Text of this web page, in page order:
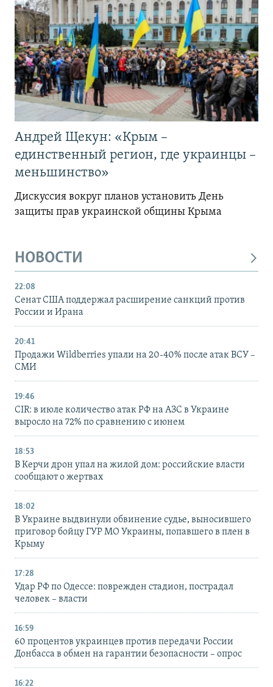
Андрей Щекун: «Крым –
единственный регион, где украинцы –
меньшинство»
Дискуссия вокруг планов установить День
защиты прав украинской общины Крыма
НОВОСТИ
22:08
Сенат США поддержал расширение санкций против
России и Ирана
20:41
Продажи Wildberries упали на 20-40% после атак ВСУ –
СМИ
19:46
CIR: в июле количество атак РФ на АЗС в Украине
выросло на 72% по сравнению с июнем
18:53
В Керчи дрон упал на жилой дом: российские власти
сообщают о жертвах
18:02
В Украине выдвинули обвинение судье, выносившего
приговор бойцу ГУР МО Украины, попавшего в плен в
Крыму
17:28
Удар РФ по Одессе: поврежден стадион, пострадал
человек – власти
16:59
60 процентов украинцев против передачи России
Донбасса в обмен на гарантии безопасности – опрос
16:22